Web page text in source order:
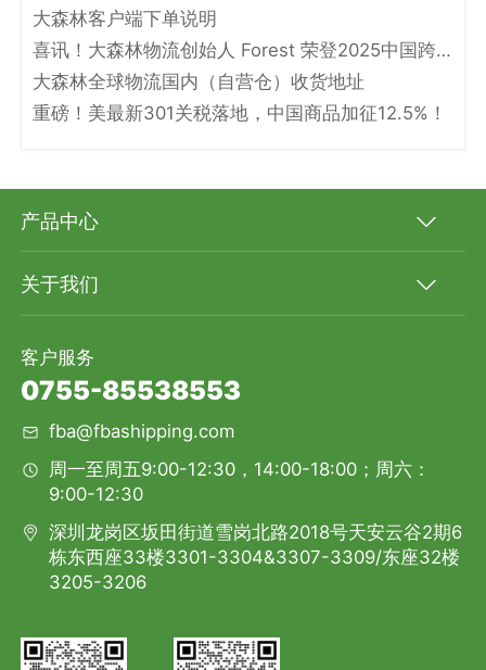
大森林客户端下单说明
喜讯！大森林物流创始人 Forest 荣登2025中国跨境电商物流名人堂！
大森林全球物流国内（自营仓）收货地址
重磅！美最新301关税落地，中国商品加征12.5%！
产品中心
关于我们
客户服务
0755-85538553
fba@fbashipping.com
周一至周五9:00-12:30，14:00-18:00；周六：
9:00-12:30
深圳龙岗区坂田街道雪岗北路2018号天安云谷2期6
栋东西座33楼3301-3304&3307-3309/东座32楼
3205-3206